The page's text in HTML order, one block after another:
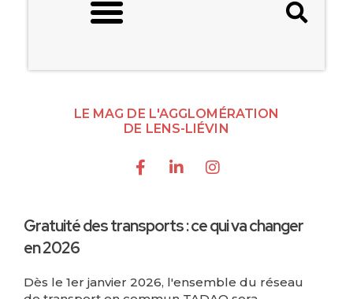
LE MAG DE L'AGGLOMÉRATION
DE LENS-LIÉVIN
Gratuité des transports : ce qui va changer
en 2026
Dès le 1er janvier 2026, l'ensemble du réseau